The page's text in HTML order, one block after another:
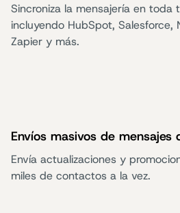
Sincroniza la mensajería en toda
incluyendo HubSpot, Salesforce,
Zapier y más.
Envíos masivos de mensajes
Envía actualizaciones y
miles de contactos a la vez.